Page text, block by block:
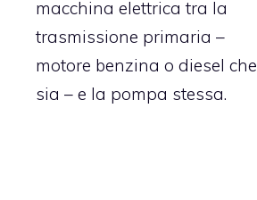
macchina elettrica tra la
trasmissione primaria –
motore benzina o diesel che
sia – e la pompa stessa.